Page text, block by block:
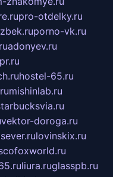
pro-otdelky.ru
porno-vk.ru
adonyev.ru
hostel-65.ru
mishinlab.ru
vektor-doroga.ru
lovinskix.ru
liura.ruglasspb.ru